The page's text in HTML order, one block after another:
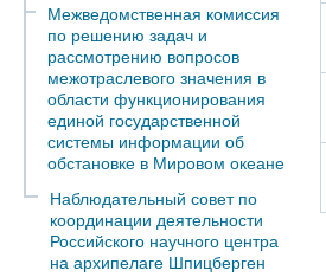
Межведомственная комиссия
по решению задач и
рассмотрению вопросов
межотраслевого значения в
области функционирования
единой государственной
системы информации об
обстановке в Мировом океане
Наблюдательный совет по
координации деятельности
Российского научного центра
на архипелаге Шпицберген